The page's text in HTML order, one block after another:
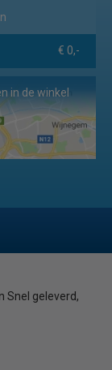
€ 0,-
in de winkel
Snel geleverd,